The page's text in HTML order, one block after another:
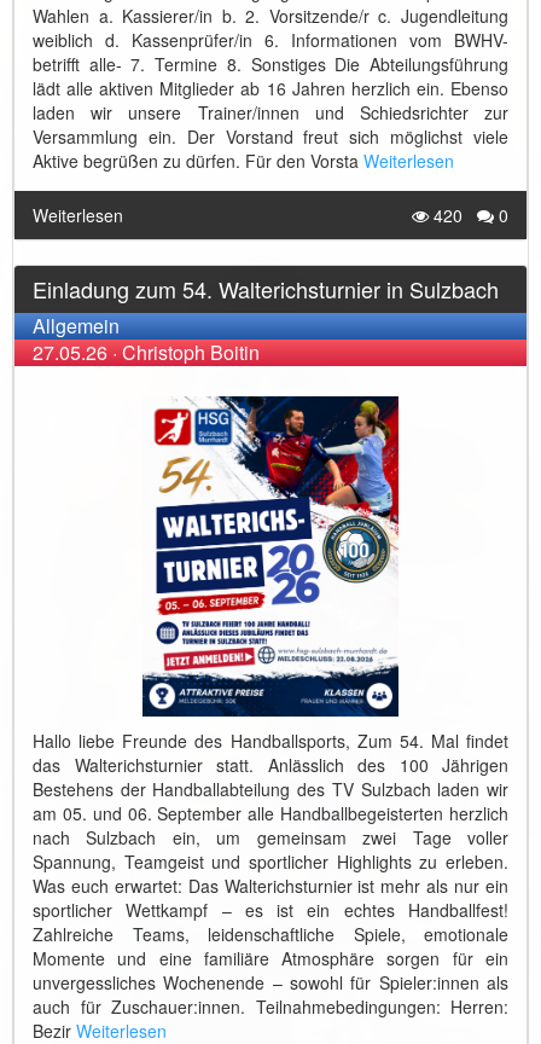
Wahlen a. Kassierer/in b. 2. Vorsitzende/r c. Jugendleitung
weiblich d. Kassenprüfer/in 6. Informationen vom BWHV-
betrifft alle- 7. Termine 8. Sonstiges Die Abteilungsführung
lädt alle aktiven Mitglieder ab 16 Jahren herzlich ein. Ebenso
laden wir unsere Trainer/innen und Schiedsrichter zur
Versammlung ein. Der Vorstand freut sich möglichst viele
Aktive begrüßen zu dürfen. Für den Vorsta Weiterlesen
Weiterlesen 420 0
Einladung zum 54. Walterichsturnier in Sulzbach
Allgemein
27.05.26·Christoph Boitin
Hallo liebe Freunde des Handballsports, Zum 54. Mal findet
das Walterichsturnier statt. Anlässlich des 100 Jährigen
Bestehens der Handballabteilung des TV Sulzbach laden wir
am 05. und 06. September alle Handballbegeisterten herzlich
nach Sulzbach ein, um gemeinsam zwei Tage voller
Spannung, Teamgeist und sportlicher Highlights zu erleben.
Was euch erwartet: Das Walterichsturnier ist mehr als nur ein
sportlicher Wettkampf – es ist ein echtes Handballfest!
Zahlreiche Teams, leidenschaftliche Spiele, emotionale
Momente und eine familiäre Atmosphäre sorgen für ein
unvergessliches Wochenende – sowohl für Spieler:innen als
auch für Zuschauer:innen. Teilnahmebedingungen: Herren:
Bezir Weiterlesen